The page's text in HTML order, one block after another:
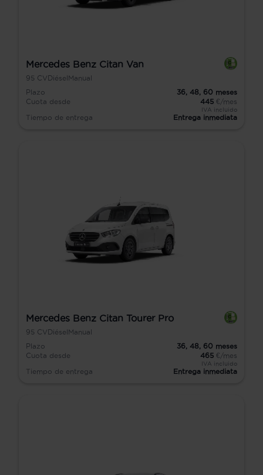
Mercedes Benz Citan Van
95 CVDiéselManual
Plazo
36, 48, 60 meses
Cuota desde
445 €/mes
IVA incluido
Tiempo de entrega Entrega inmediata
Mercedes Benz Citan Tourer Pro
95 CV Diésel Manual
Plazo
36, 48, 60 meses
Cuota desde
465 €/mes
IVA incluido
Tiempo de entrega Entrega inmediata